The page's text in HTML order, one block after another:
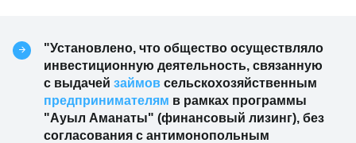
"Установлено, что общество осуществляло
инвестиционную деятельность, связанную
с выдачей займов сельскохозяйственным
предпринимателям в рамках программы
"Ауыл Аманаты" (финансовый лизинг), без
согласования с антимонопольным